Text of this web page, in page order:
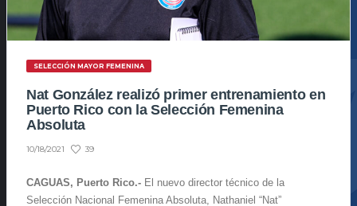
SELECCIÓN MAYOR FEMENINA
Nat González realizó primer entrenamiento en
Puerto Rico con la Selección Femenina
Absoluta
10/18/2021 39
CAGUAS, Puerto Rico.- El nuevo director técnico de la
Selección Nacional Femenina Absoluta, Nathaniel “Nat”